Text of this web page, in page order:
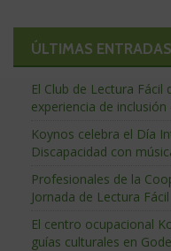
ÚLTIMAS ENTRADAS
El Club de Lectura
experiencia de
Koynos celebra el Día
Discapacidad con
Profesionales de la
Jornada de Lectura Fácil
El centro ocupacional
guías culturales en